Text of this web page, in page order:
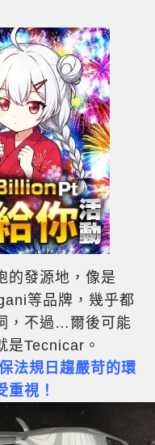
的發源地，像是
等品牌，幾乎都
，不過…爾後可能
是Tecnicar。
法規日趨嚴苛的環
重視！